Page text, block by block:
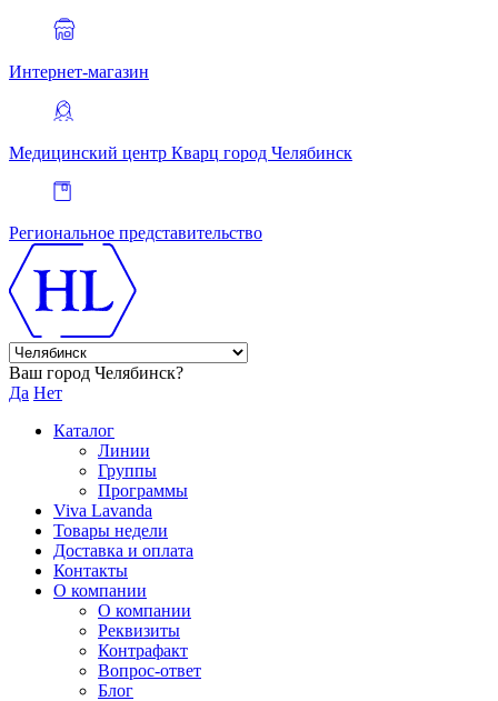
Интернет-магазин
Медицинский центр Кварц город Челябинск
Региональное представительство
Ваш город Челябинск?
Да Нет
Каталог
Линии
Группы
Программы
Viva Lavanda
Товары недели
Доставка и оплата
Контакты
О компании
О компании
Реквизиты
Контрафакт
Вопрос-ответ
Блог